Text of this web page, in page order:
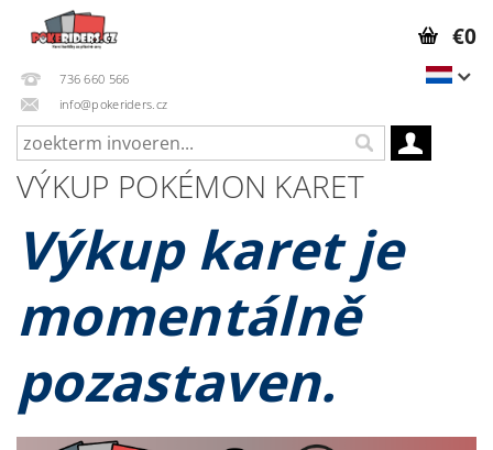
736 660 566
info@pokeriders.cz
€0
VÝKUP POKÉMON KARET
Výkup karet je
momentálně
pozastaven.